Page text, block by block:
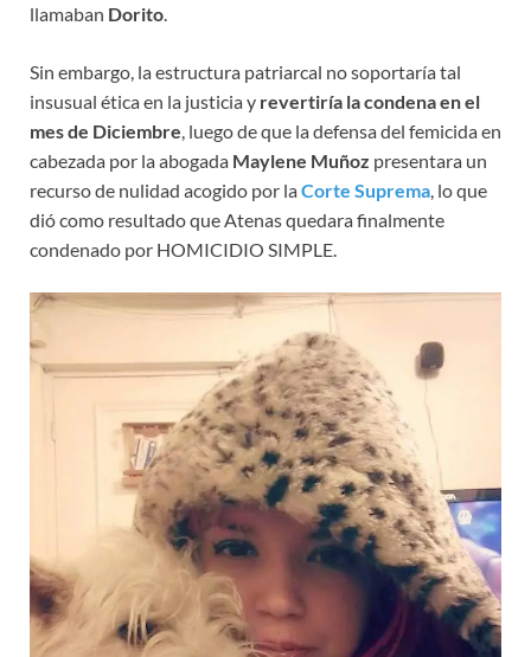
llamaban Dorito
Sin embargo, la estructura patriarcal no soportaría tal
insusual ética en la justicia y revertiría la condena en el
mes de Diciembre , luego de que la defensa del femicida en
cabezada por la abogada Maylene Muñoz presentara un
recurso de nulidad acogido por laCorte Suprema , lo que
dió como resultado que Atenas quedara finalmente
condenado por HOMICIDIO SIMPLE.